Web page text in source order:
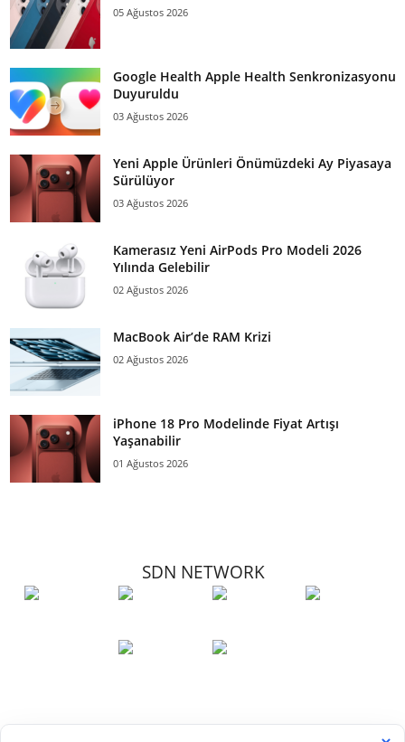
05 Ağustos 2026
Google Health Apple Health Senkronizasyonu
Duyuruldu
03 Ağustos 2026
Yeni Apple Ürünleri Önümüzdeki Ay Piyasaya
Sürülüyor
03 Ağustos 2026
Kamerasız Yeni AirPods Pro Modeli 2026
Yılında Gelebilir
02 Ağustos 2026
MacBook Air’de RAM Krizi
02 Ağustos 2026
iPhone 18 Pro Modelinde Fiyat Artışı
Yaşanabilir
01 Ağustos 2026
SDN NETWORK